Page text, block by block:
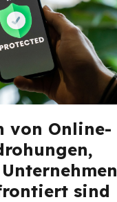
von Online-
sind